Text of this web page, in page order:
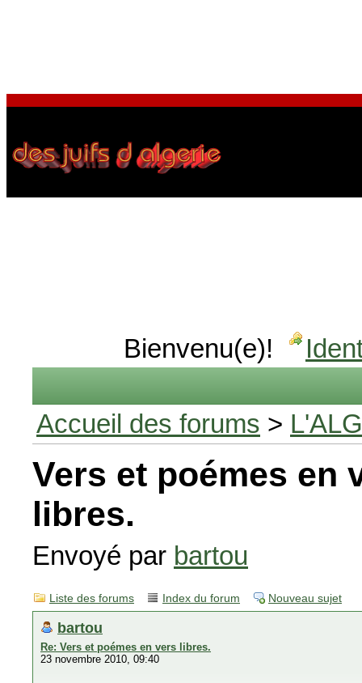
Bienvenu(e)!
Accueil des forums >
Vers et poémes en
libres.
Envoyé par bartou
Liste des forums Index du forum Nouveau sujet
bartou
Re: Vers et poémes en vers libres.
23 novembre 2010, 09:40